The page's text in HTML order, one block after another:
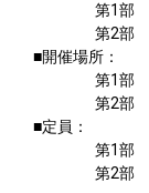
第1部
第2部
■開催場所：
第1部
第2部
■定員：
第1部
第2部